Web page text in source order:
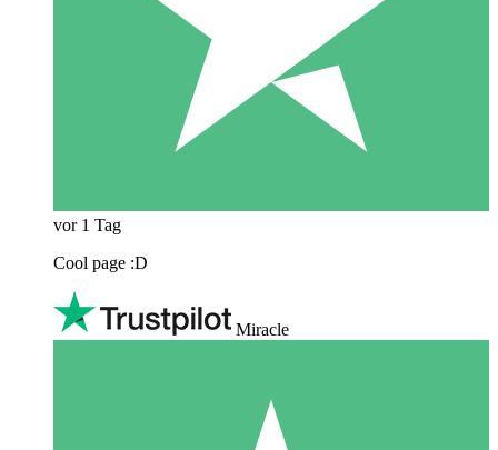
vor 1 Tag
Cool page :D
Miracle